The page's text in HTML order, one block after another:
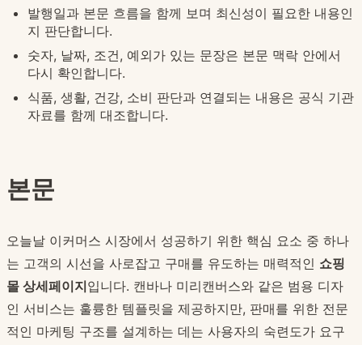
발행일과 본문 흐름을 함께 보며 최신성이 필요한 내용인
지 판단합니다.
숫자, 날짜, 조건, 예외가 있는 문장은 본문 맥락 안에서
다시 확인합니다.
식품, 생활, 건강, 소비 판단과 연결되는 내용은 공식 기관
자료를 함께 대조합니다.
본문
오늘날 이커머스 시장에서 성공하기 위한 핵심 요소 중 하나
는 고객의 시선을 사로잡고 구매를 유도하는 매력적인 쇼핑
몰 상세페이지입니다. 캔바나 미리캔버스와 같은 범용 디자
인 서비스는 훌륭한 템플릿을 제공하지만, 판매를 위한 전문
적인 마케팅 구조를 설계하는 데는 사용자의 숙련도가 요구